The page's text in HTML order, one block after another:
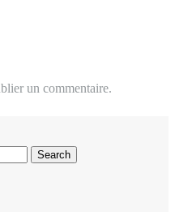
un commentaire.